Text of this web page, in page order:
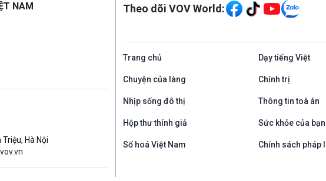
NAM
Hà Nội
Theo dõi VOV World:
Trang chủ Dạy tiếng Việt
Chuyện của làng Chính trị
Nhịp sống đô thị Thông tin toà án
Hộp thư thính giả Sức khỏe của bạn
Số hoá Việt Nam Chính sách pháp